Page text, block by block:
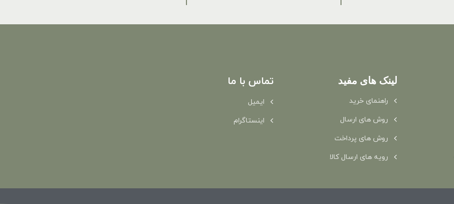
لینک های مفید
راهنمای خرید
روش های ارسال
روش های پرداخت
رویه های ارسال کالا
تماس با ما
ایمیل
اینستاگرام